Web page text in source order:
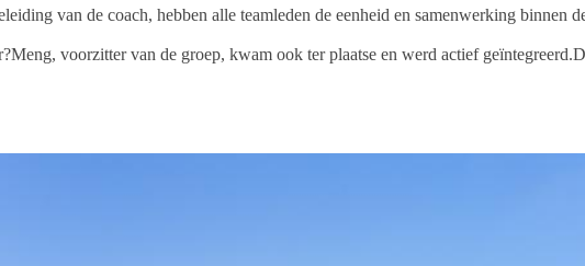
van de coach, hebben alle teamleden de eenheid en samenwerking binnen
Meng, voorzitter van de groep, kwam ook ter plaatse en werd actief